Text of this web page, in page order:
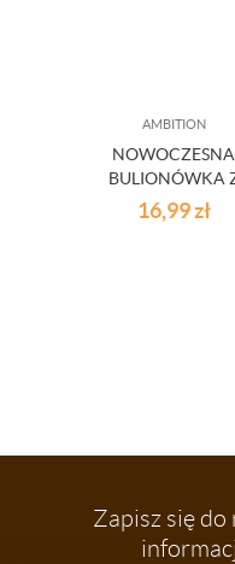
AMBITION
NOWOCZESNA
BULIONÓWKA
PORCELANY
FALA 300ML
16,99zł
Zapisz się